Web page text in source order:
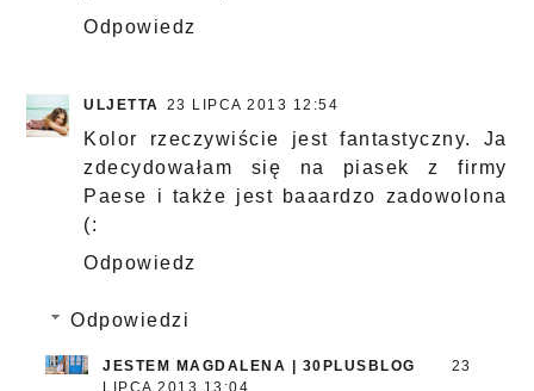
Odpowiedz
ULJETTA 23 LIPCA 2013 12:54
Kolor rzeczywiście jest fantastyczny. Ja
zdecydowałam się na piasek z firmy
Paese i także jest baaardzo zadowolona
(:
Odpowiedz
Odpowiedzi
JESTEM MAGDALENA | 30PLUSBLOG
23
LIPCA 2013 13:04